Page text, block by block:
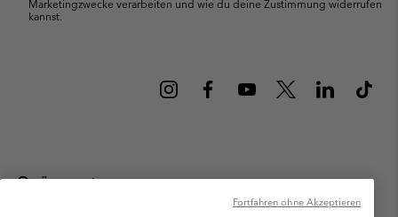
Marketingzwecke verarbeiten und wie du deine Zustimmung widerrufen
kannst.
Österreich
Columbia Sportswear Austria GmbH. Moosfeldstraße 1, 5101
Fortfahren ohne Akzeptieren